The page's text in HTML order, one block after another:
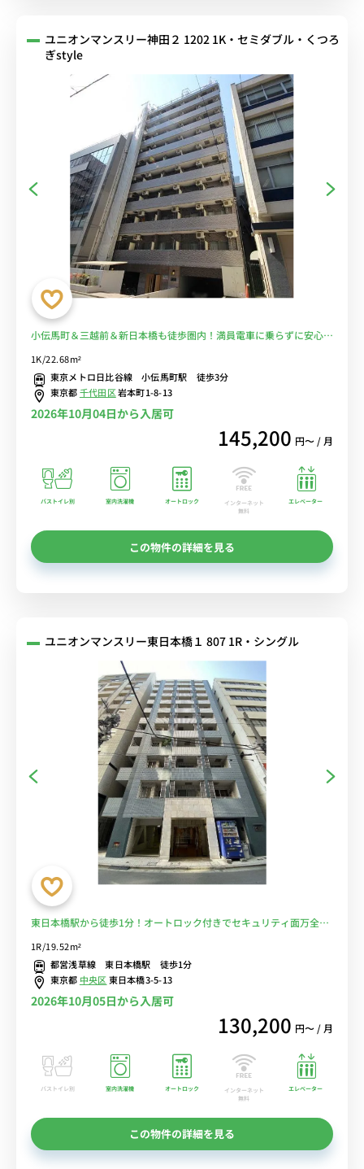
ユニオンマンスリー神田２ 1202 1K・セミダブル・くつろ
ぎstyle
小伝馬町＆三越前＆新日本橋も徒歩圏内！満員電車に乗らずに安心♪
1K/22.68m²
東京メトロ日比谷線 小伝馬町駅 徒歩3分
東京都千代田区岩本町1-8-13
2026年10月04日から入居可
145,200 円〜 / 月
バストイレ別 室内洗濯機 オートロック
インターネット
無料
エレベーター
この物件の詳細を見る
ユニオンマンスリー東日本橋１ 807 1R・シングル
東日本橋駅から徒歩1分！オートロック付きでセキュリティ面万全！
1R/19.52m²
都営浅草線 東日本橋駅 徒歩1分
東京都 中央区東日本橋3-5-13
2026年10月05日から入居可
130,200 円〜 / 月
バストイレ別 室内洗濯機 オートロック
インターネット
無料
エレベーター
この物件の詳細を見る